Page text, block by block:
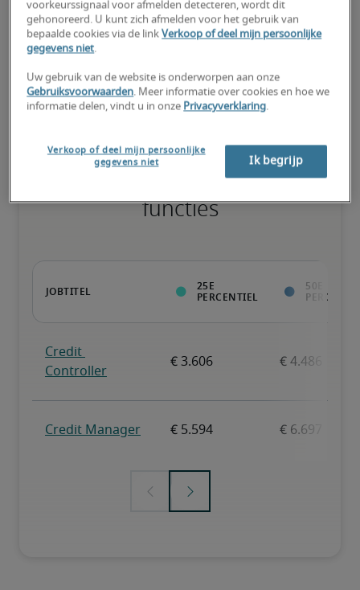
Kandidaat heeft bovengemiddeld veel ervaring, beschikt over (zo
goed als) alle nodige vaardigheden en kan ook gespecialiseerde
kwalificaties hebben.
Salarissen voor vergelijkbare
functies
voorkeurssignaal voor afmelden detecteren, wordt dit
gehonoreerd. U kunt zich afmelden voor het gebruik van
bepaalde cookies via de linkVerkoop of deel mijn persoonlijke
gegevens niet.
Uw gebruik van de website is onderworpen aan onze
Gebruiksvoorwaarden. Meer informatie over cookies en hoe we
informatie delen, vindt u in onze Privacyverklaring.
Verkoop of deel mijn persoonlijke
gegevens niet
Ik begrijp